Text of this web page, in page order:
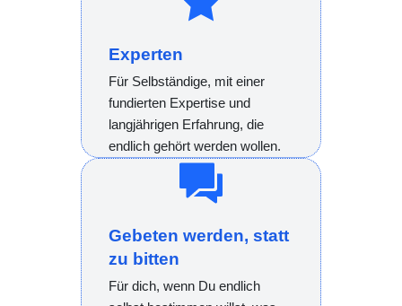
Experten
Für Selbständige, mit einer
fundierten Expertise und
langjährigen Erfahrung, die
endlich gehört werden wollen.
Gebeten werden, statt
zu bitten
Für dich, wenn Du endlich